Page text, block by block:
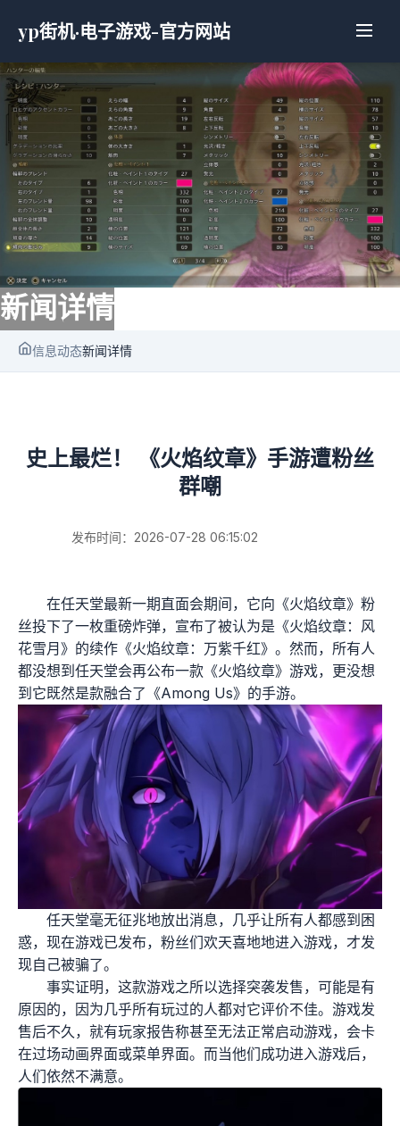
yp街机·电子游戏-官方网站
新闻详情
信息动态新闻详情
史上最烂！ 《火焰纹章》手游遭粉丝
群嘲
发布时间：2026-07-28 06:15:02
在任天堂最新一期直面会期间，它向《火焰纹章》粉
丝投下了一枚重磅炸弹，宣布了被认为是《火焰纹章：风
花雪月》的续作《火焰纹章：万紫千红》。然而，所有人
都没想到任天堂会再公布一款《火焰纹章》游戏，更没想
到它既然是款融合了《Among Us》的手游。
任天堂毫无征兆地放出消息，几乎让所有人都感到困
惑，现在游戏已发布，粉丝们欢天喜地地进入游戏，才发
现自己被骗了。
事实证明，这款游戏之所以选择突袭发售，可能是有
原因的，因为几乎所有玩过的人都对它评价不佳。游戏发
售后不久，就有玩家报告称甚至无法正常启动游戏，会卡
在过场动画界面或菜单界面。而当他们成功进入游戏后，
人们依然不满意。